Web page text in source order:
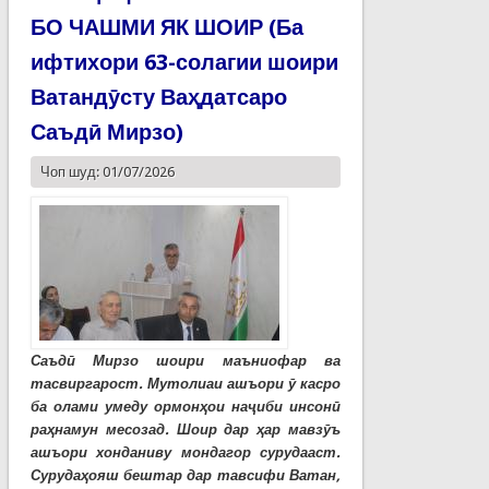
БО ЧАШМИ ЯК ШОИР (Ба
ифтихори 63-солагии шоири
Ватандӯсту Ваҳдатсаро
Саъдӣ Мирзо)
Чоп шуд: 01/07/2026
Саъдӣ Мирзо шоири маъниофар ва
тасвиргарост. Мутолиаи ашъори ӯ касро
ба олами умеду ормонҳои наҷиби инсонӣ
раҳнамун месозад. Шоир дар ҳар мавзӯъ
ашъори хонданиву мондагор сурудааст.
Сурудаҳояш бештар дар тавсифи Ватан,